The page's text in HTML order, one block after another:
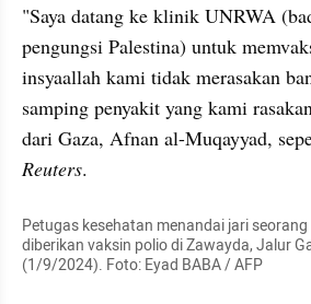
"Saya datang ke klinik UNRWA
pengungsi Palestina) untuk
insyaallah kami tidak merasakan
samping penyakit yang kami
Reuters.
Petugas kesehatan menandai jari
diberikan vaksin polio di Zawayda, Jalur
(1/9/2024). Foto: Eyad BABA / AFP